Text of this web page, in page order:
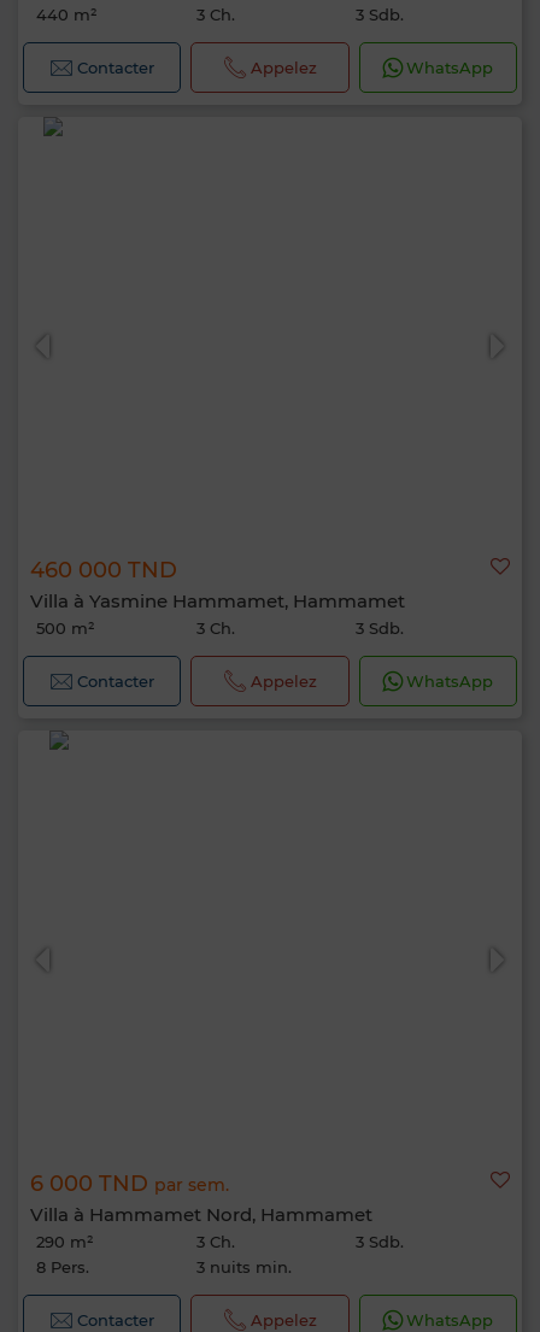
440 m² 3 Ch. 3 Sdb.
Contacter Appelez WhatsApp
460 000 TND
Villa à Yasmine Hammamet, Hammamet
500 m² 3 Ch. 3 Sdb.
Contacter Appelez WhatsApp
6 000 TND par sem.
Villa à Hammamet Nord, Hammamet
290 m² 3 Ch.
3 Sdb.
8 Pers.
3 nuits min.
Contacter Appelez WhatsApp